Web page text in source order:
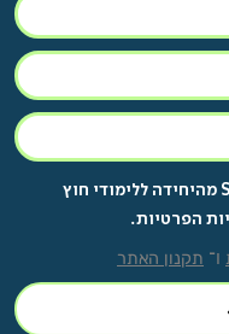
מאשר/ת קבלת מידע בדוא"ל ו/או SMS מהיחידה ללימודי חוץ
הפרטיות.
ו־ תקנון האתר